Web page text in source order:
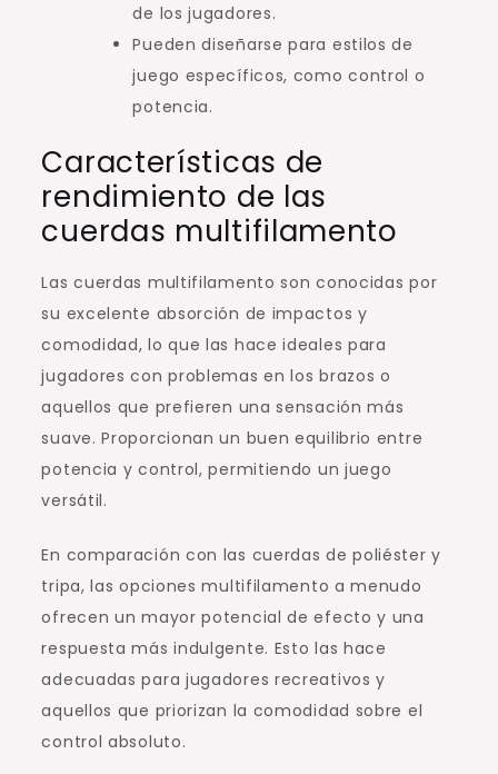
de los jugadores.
Pueden diseñarse para estilos de
juego específicos, como control o
potencia.
Características de
rendimiento de las
cuerdas multifilamento
Las cuerdas multifilamento son conocidas por
su excelente absorción de impactos y
comodidad, lo que las hace ideales para
jugadores con problemas en los brazos o
aquellos que prefieren una sensación más
suave. Proporcionan un buen equilibrio entre
potencia y control, permitiendo un juego
versátil.
En comparación con las cuerdas de poliéster y
tripa, las opciones multifilamento a menudo
ofrecen un mayor potencial de efecto y una
respuesta más indulgente. Esto las hace
adecuadas para jugadores recreativos y
aquellos que priorizan la comodidad sobre el
control absoluto.